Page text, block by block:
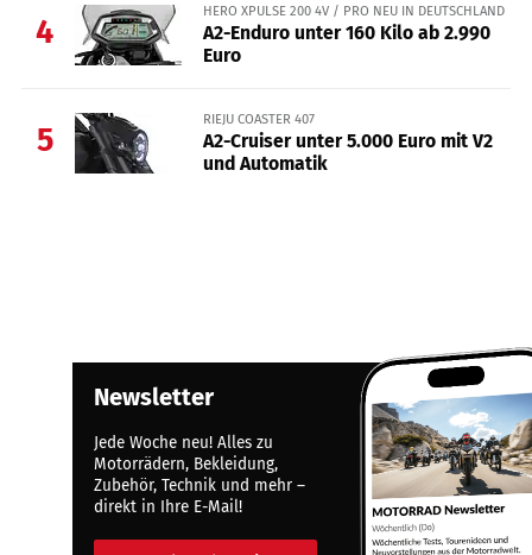
4
HERO XPULSE 200 4V / PRO NEU IN DEUTSCHLAND
A2-Enduro unter 160 Kilo ab 2.990
Euro
5
RIEJU COASTER 407
A2-Cruiser unter 5.000 Euro mit V2
und Automatik
Newsletter
Jede Woche neu! Alles zu
Motorrädern, Bekleidung,
Zubehör, Technik und mehr –
direkt in Ihre E-Mail!